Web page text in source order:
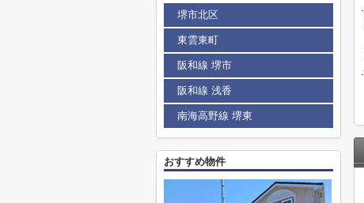
堺市北区
東雲東町
阪和線 堺市
阪和線 浅香
南海高野線 堺東
おすすめ物件